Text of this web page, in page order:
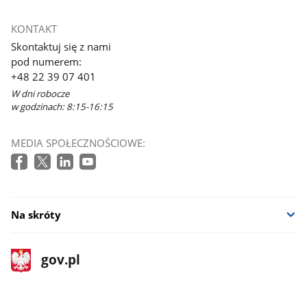
się
w
nowym
oknie
KONTAKT
Skontaktuj się z nami
pod numerem:
+48 22 39 07 401
W dni robocze
w godzinach: 8:15-16:15
MEDIA SPOŁECZNOŚCIOWE:
Na skróty
stopka
gov.pl
Strona
gov.pl